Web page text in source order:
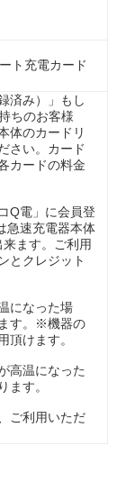
ト充電カード
済み）」もし
ちのお客様
体のカードリ
さい。カード
カードの料金
Q電」に会員登
急速充電器本体
ます。ご利用
とクレジット
になった場
す。※機器の
頂けます。
高温になった
ます。
ご利用いただ